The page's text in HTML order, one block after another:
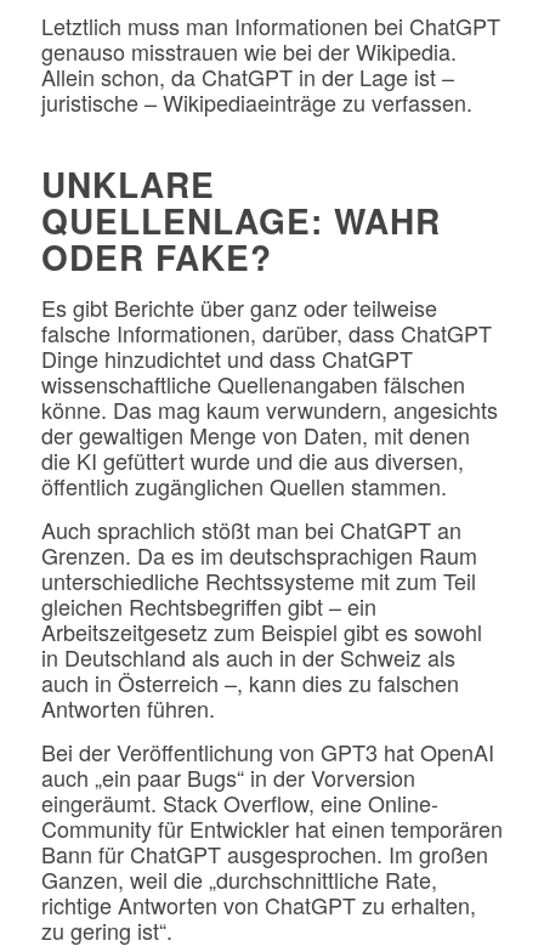
Letztlich muss man Informationen bei ChatGPT
genauso misstrauen wie bei der Wikipedia.
Allein schon, da ChatGPT in der Lage ist –
juristische – Wikipediaeinträge zu verfassen.
UNKLARE
QUELLENLAGE: WAHR
ODER FAKE?
Es gibt Berichte über ganz oder teilweise
falsche Informationen, darüber, dass ChatGPT
Dinge hinzudichtet und dass ChatGPT
wissenschaftliche Quellenangaben fälschen
könne. Das mag kaum verwundern, angesichts
der gewaltigen Menge von Daten, mit denen
die KI gefüttert wurde und die aus diversen,
öffentlich zugänglichen Quellen stammen.
Auch sprachlich stößt man bei ChatGPT an
Grenzen. Da es im deutschsprachigen Raum
unterschiedliche Rechtssysteme mit zum Teil
gleichen Rechtsbegriffen gibt – ein
Arbeitszeitgesetz zum Beispiel gibt es sowohl
in Deutschland als auch in der Schweiz als
auch in Österreich –, kann dies zu falschen
Antworten führen.
Bei der Veröffentlichung von GPT3 hat OpenAI
auch „ein paar Bugs“ in der Vorversion
eingeräumt. Stack Overflow, eine Online-
Community für Entwickler hat einen temporären
Bann für ChatGPT ausgesprochen. Im großen
Ganzen, weil die „durchschnittliche Rate,
richtige Antworten von ChatGPT zu erhalten,
zu gering ist“.